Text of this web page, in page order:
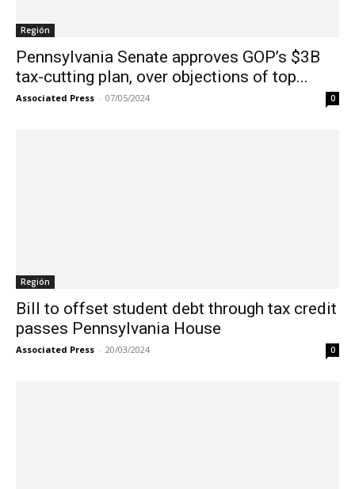
Región
Pennsylvania Senate approves GOP’s $3B
tax-cutting plan, over objections of top...
Associated Press - 07/05/2024 0
Región
Bill to offset student debt through tax credit
passes Pennsylvania House
Associated Press - 20/03/2024 0